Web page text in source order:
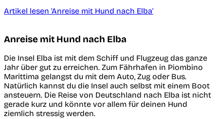
Artikel lesen 'Anreise mit Hund nach Elba'
Anreise mit Hund nach Elba
Die Insel Elba ist mit dem Schiff und Flugzeug das ganze
Jahr über gut zu erreichen. Zum Fährhafen in Piombino
Marittima gelangst du mit dem Auto, Zug oder Bus.
Natürlich kannst du die Insel auch selbst mit einem Boot
ansteuern. Die Reise von Deutschland nach Elba ist nicht
gerade kurz und könnte vor allem für deinen Hund
ziemlich stressig werden.